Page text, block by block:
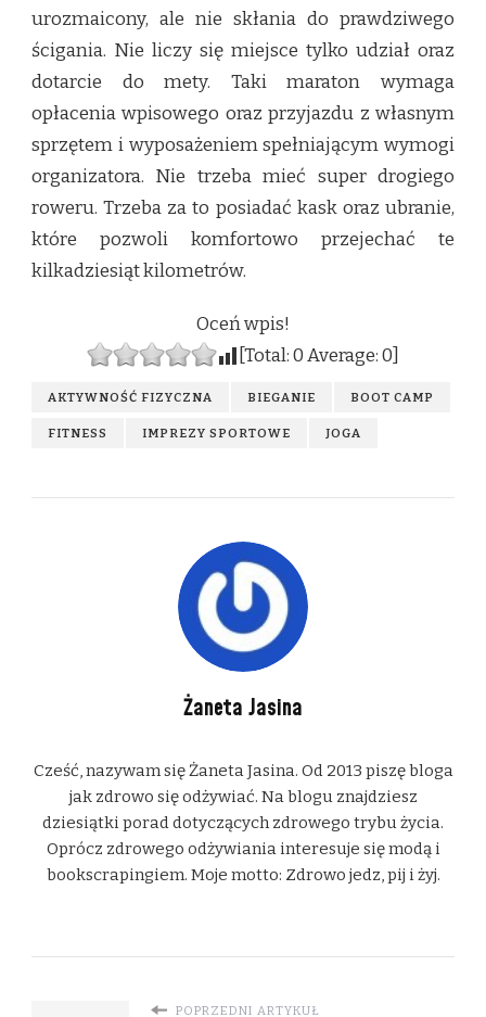
urozmaicony, ale nie skłania do prawdziwego
ścigania. Nie liczy się miejsce tylko udział oraz
dotarcie do mety. Taki maraton wymaga
opłacenia wpisowego oraz przyjazdu z własnym
sprzętem i wyposażeniem spełniającym wymogi
organizatora. Nie trzeba mieć super drogiego
roweru. Trzeba za to posiadać kask oraz ubranie,
które pozwoli komfortowo przejechać te
kilkadziesiąt kilometrów.
Oceń wpis!
[Total:0Average:0]
AKTYWNOŚĆ FIZYCZNA BIEGANIE BOOT CAMP
FITNESS IMPREZY SPORTOWE JOGA
Żaneta Jasina
Cześć, nazywam się Żaneta Jasina. Od 2013 piszę bloga
jak zdrowo się odżywiać. Na blogu znajdziesz
dziesiątki porad dotyczących zdrowego trybu życia.
Oprócz zdrowego odżywiania interesuje się modą i
bookscrapingiem. Moje motto: Zdrowo jedz, pij i żyj.
POPRZEDNI ARTYKUŁ